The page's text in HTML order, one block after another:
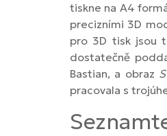
tiskne na A4
precizními 3D
pro 3D tisk jsou
dostatečně
Bastian, a obraz
pracovala s